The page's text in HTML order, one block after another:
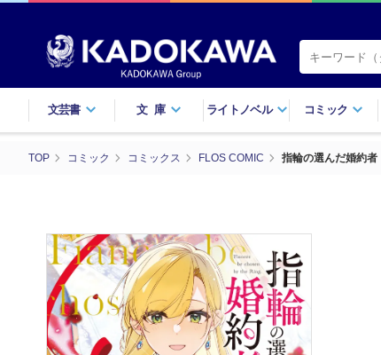
文芸書 文庫 ライトノベル コミック
TOP コミック コミックス FLOS COMIC 指輪の選んだ婚約